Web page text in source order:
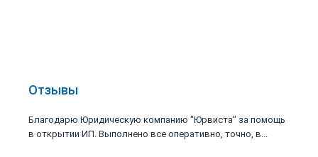
Отзывы
Благодарю Юридическую компанию "Юрвиста" за помощь
в открытии ИП. Выполнено все оперативно, точно, в...